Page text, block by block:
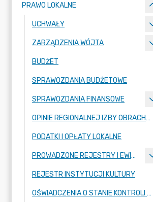
PRAWO LOKALNE
UCHWAŁY
ZARZĄDZENIA WÓJTA
BUDŻET
SPRAWOZDANIA BUDŻETOWE
SPRAWOZDANIA FINANSOWE
OPINIE REGIONALNEJ IZBY OBRACHUNKOWEJ
PODATKI I OPŁATY LOKALNE
PROWADZONE REJESTRY I EWIDENCJE
REJESTR INSTYTUCJI KULTURY
OŚWIADCZENIA O STANIE KONTROLI ZARZĄDCZEJ